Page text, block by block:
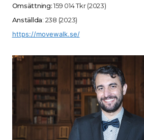
Omsättning:159 014 Tkr (2023)
Anställda: 238 (2023)
https://movewalk.se/